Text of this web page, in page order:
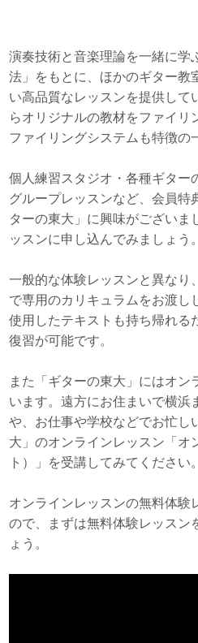
演奏技術と音楽理論を一緒に学
法」をもとに、ほかのギター教
い高品質なレッスンを提供して
らオリジナルの教材をファイリ
ファイリングシステムも特徴の
個人練習スタジオ・各種ギター
グループレッスンなど、会員特
ターの東大」に興味がございま
ッスンに申し込んでみましょう。
一般的な体験レッスンと異なり
で専用のカリキュラムをお渡し
使用したテキストも持ち帰れる
復習が可能です。
また「ギターの東大」にはオン
います。遠方にお住まいで横浜
や、お仕事や学校などでお忙し
大」のオンラインレッスン「オ
ト）」を受講してみてください。
オンラインレッスンの無料体験
ので、まずは無料体験レッスン
ょう。